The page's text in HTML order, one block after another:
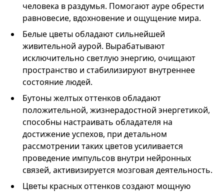
человека в раздумья. Помогают ауре обрести
равновесие, вдохновение и ощущение мира.
Белые цветы обладают сильнейшей
живительной аурой. Вырабатывают
исключительно светлую энергию, очищают
пространство и стабилизируют внутреннее
состояние людей.
Бутоны желтых оттенков обладают
положительной, жизнерадостной энергетикой,
способны настраивать обладателя на
достижение успехов, при детальном
рассмотрении таких цветов усиливается
проведение импульсов внутри нейронных
связей, активизируется мозговая деятельность.
Цветы красных оттенков создают мощную